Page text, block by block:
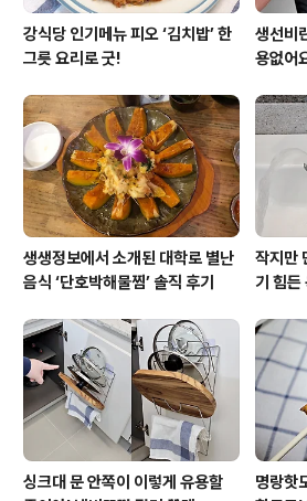
강식당 인기메뉴 피오 ‘김치밥’ 한
그릇 요리로 굿!
생선비
용없어
생생정보에서 소개된 대학로 별난
음식 ‘단호박해물찜’ 솔직 후기
작지만
기 힘든
싱크대 문 안쪽이 이렇게 유용할
명랑핫